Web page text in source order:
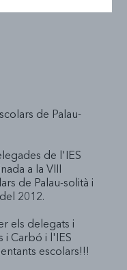
de Secundària
jove
de Palau-
de l'IES
a la VIII
de Palau-solità i
2012.
els delegats i
i Carbó i l'IES
escolars!!!